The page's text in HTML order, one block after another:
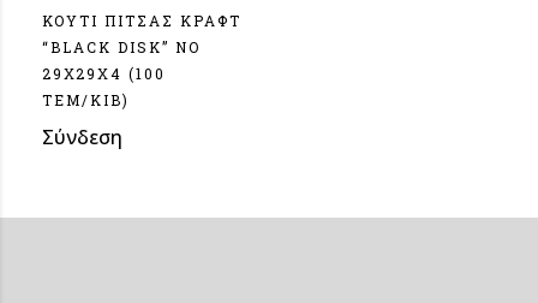
ΚΟΥΤΙ ΠΙΤΣΑΣ ΚΡΑΦΤ
“BLACK DISK” NO
29Χ29X4 (100
TEM/KIB)
Σύνδεση